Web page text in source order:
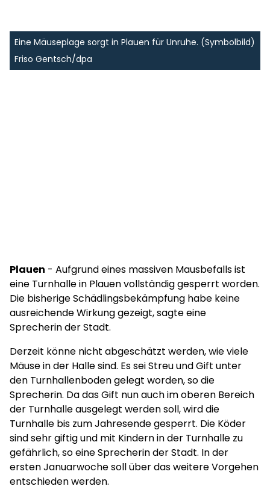
Eine Mäuseplage sorgt in Plauen für Unruhe. (Symbolbild)
Friso Gentsch/dpa
Plauen - Aufgrund eines massiven Mausbefalls ist
eine Turnhalle in Plauen vollständig gesperrt worden.
Die bisherige Schädlingsbekämpfung habe keine
ausreichende Wirkung gezeigt, sagte eine
Sprecherin der Stadt.
Derzeit könne nicht abgeschätzt werden, wie viele
Mäuse in der Halle sind. Es sei Streu und Gift unter
den Turnhallenboden gelegt worden, so die
Sprecherin. Da das Gift nun auch im oberen Bereich
der Turnhalle ausgelegt werden soll, wird die
Turnhalle bis zum Jahresende gesperrt. Die Köder
sind sehr giftig und mit Kindern in der Turnhalle zu
gefährlich, so eine Sprecherin der Stadt. In der
ersten Januarwoche soll über das weitere Vorgehen
entschieden werden.